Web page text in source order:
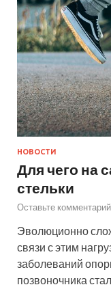
НОВОСТИ
Для чего на
стельки
Оставьте комментарий
Эволюционно
связи с этим
заболеваний
позвоночника